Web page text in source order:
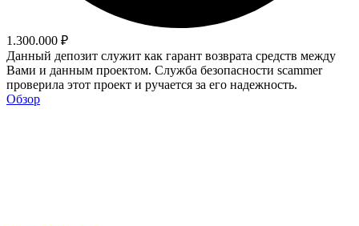
1.300.000 ₽
Данный депозит служит как гарант возврата средств между
Вами и данным проектом. Служба безопасности scammer
проверила этот проект и ручается за его надежность.
Обзор